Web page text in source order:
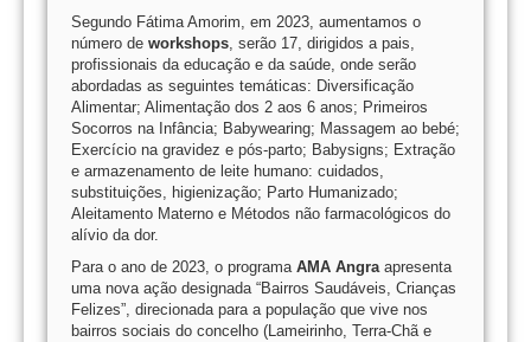
Segundo Fátima Amorim, em 2023, aumentamos o
número de workshops, serão 17, dirigidos a pais,
profissionais da educação e da saúde, onde serão
abordadas as seguintes temáticas: Diversificação
Alimentar; Alimentação dos 2 aos 6 anos; Primeiros
Socorros na Infância; Babywearing; Massagem ao bebé;
Exercício na gravidez e pós-parto; Babysigns; Extração
e armazenamento de leite humano: cuidados,
substituições, higienização; Parto Humanizado;
Aleitamento Materno e Métodos não farmacológicos do
alívio da dor.
Para o ano de 2023, o programa AMA Angraapresenta
uma nova ação designada “Bairros Saudáveis, Crianças
Felizes”, direcionada para a população que vive nos
bairros sociais do concelho (Lameirinho, Terra-Chã e